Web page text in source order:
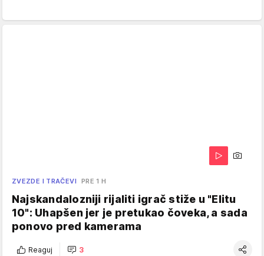
ZVEZDE I TRAČEVI PRE 1 H
Najskandalozniji rijaliti igrač stiže u "Elitu
10": Uhapšen jer je pretukao čoveka, a sada
ponovo pred kamerama
Reaguj 3